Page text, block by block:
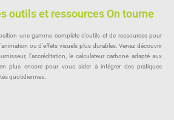
outils et ressources On tourne
une gamme complète d’outils et de ressources pour
ou d’effets visuels plus durables. Venez découvrir
l’accréditation, le calculateur carbone adapté aux
plus encore pour vous aider à intégrer des pratiques
quotidiennes.